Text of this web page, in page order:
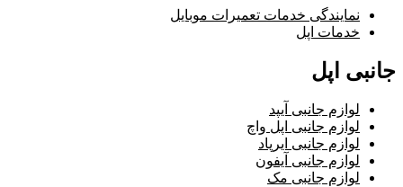
نمایندگی خدمات تعمیرات موبایل
خدمات اپل
جانبی اپل
لوازم جانبی آیپد
لوازم جانبی اپل واچ
لوازم جانبی ایرپاد
لوازم جانبی آیفون
لوازم جانبی مک